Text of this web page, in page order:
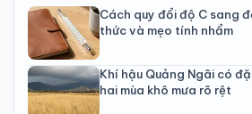
Cách quy đổi độ C sang
thức và mẹo tính nhẩm
Khí hậu Quảng Ngãi có
hai mùa khô mưa rõ rệt